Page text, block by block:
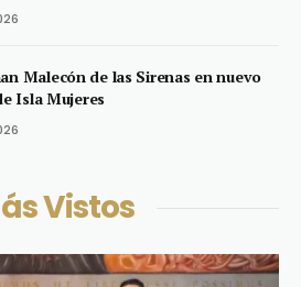
Malecón de las Sirenas en nuevo
Isla Mujeres
Vistos